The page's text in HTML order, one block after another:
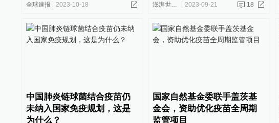
全球速报 2023-10-18 澎湃世界观 2023-09-21 18
中国肺炎链球菌结合疫苗仍
未纳入国家免疫规划，这是
为什么？
国家自然基金委联手盖茨基
金会，资助优化疫苗全周期
监管项目